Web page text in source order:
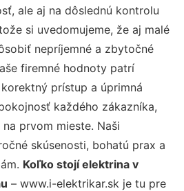
ale aj na dôslednú kontrolu
si uvedomujeme, že aj malé
nepríjemné a zbytočné
firemné hodnoty patrí
prístup a úprimná
každého zákazníka,
prvom mieste. Naši
skúsenosti, bohatú prax a
Koľko stojí elektrina v
– www.i-elektrikar.sk je tu pre